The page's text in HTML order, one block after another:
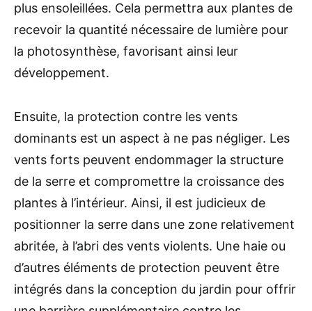
plus ensoleillées. Cela permettra aux plantes de
recevoir la quantité nécessaire de lumière pour
la photosynthèse, favorisant ainsi leur
développement.
Ensuite, la protection contre les vents
dominants est un aspect à ne pas négliger. Les
vents forts peuvent endommager la structure
de la serre et compromettre la croissance des
plantes à l’intérieur. Ainsi, il est judicieux de
positionner la serre dans une zone relativement
abritée, à l’abri des vents violents. Une haie ou
d’autres éléments de protection peuvent être
intégrés dans la conception du jardin pour offrir